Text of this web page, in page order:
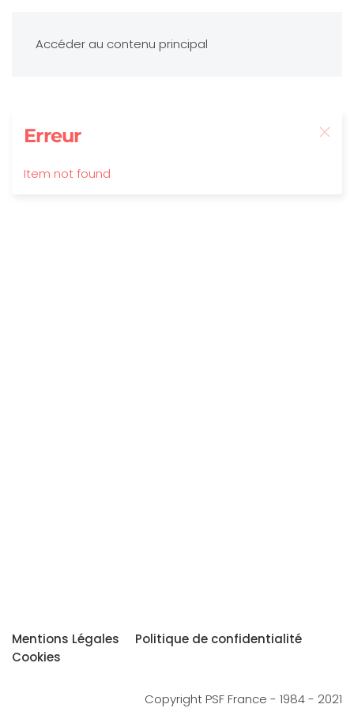
Accéder au contenu principal
Erreur
Item not found
Mentions Légales
Politique de confidentialité
Cookies
Copyright PSF France - 1984 - 2021